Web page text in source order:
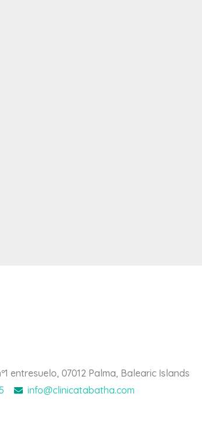
entresuelo, 07012 Palma, Balearic Islands
info@clinicatabatha.com